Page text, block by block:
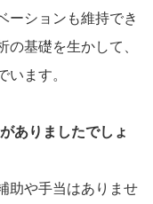
ーションも維持でき
基礎を生かして、
ます。
ありましたでしょ
助や手当はありませ